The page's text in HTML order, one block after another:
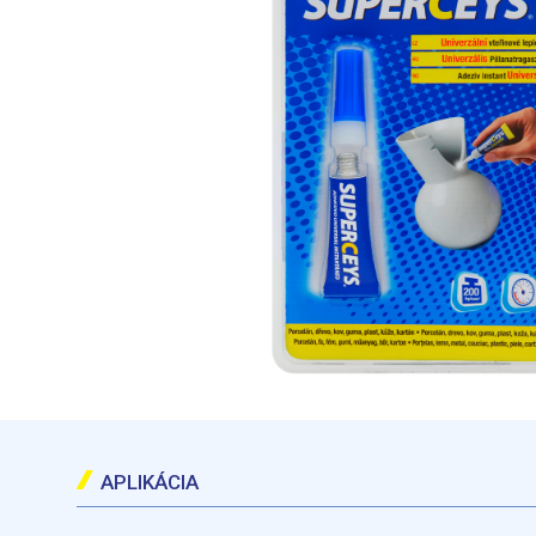
APLIKÁCIA